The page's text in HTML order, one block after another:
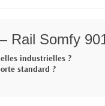
Rail Somfy
industrielles ?
standard ?